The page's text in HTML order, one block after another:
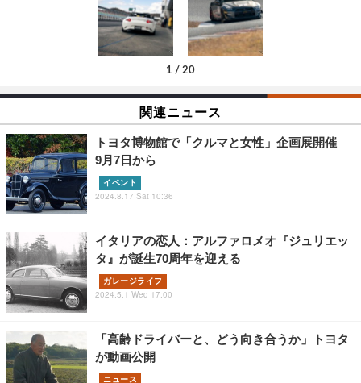
1 / 20
関連ニュース
トヨタ博物館で「クルマと女性」企画展開催
9月7日から
イベント
2024.8.17 Sat 10:36
イタリアの恋人：アルファロメオ『ジュリエッ
タ』が誕生70周年を迎える
ガレージライフ
2024.5.1 Wed 17:00
「高齢ドライバーと、どう向き合うか」トヨタ
が動画公開
ニュース